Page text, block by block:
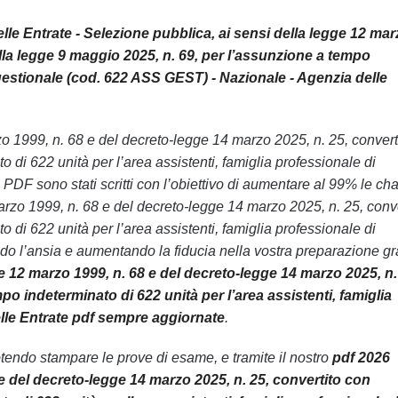
Entrate - Selezione pubblica, ai sensi della legge 12
legge 9 maggio 2025, n. 69, per l’assunzione a tempo
(cod. 622 ASS GEST) - Nazionale - Agenzia delle
n. 68 e del decreto-legge 14 marzo 2025, n. 25,
di 622 unità per l’area assistenti, famiglia professionale di
sono stati scritti con l’obiettivo di aumentare al 99% le
1999, n. 68 e del decreto-legge 14 marzo 2025, n. 25,
di 622 unità per l’area assistenti, famiglia professionale di
l’ansia e aumentando la fiducia nella vostra preparazione
marzo 1999, n. 68 e del decreto-legge 14 marzo 2025,
indeterminato di 622 unità per l’area assistenti, famiglia
Entrate pdf sempre aggiornate.
stampare le prove di esame, e tramite il nostro pdf 2026
decreto-legge 14 marzo 2025, n. 25, convertito con